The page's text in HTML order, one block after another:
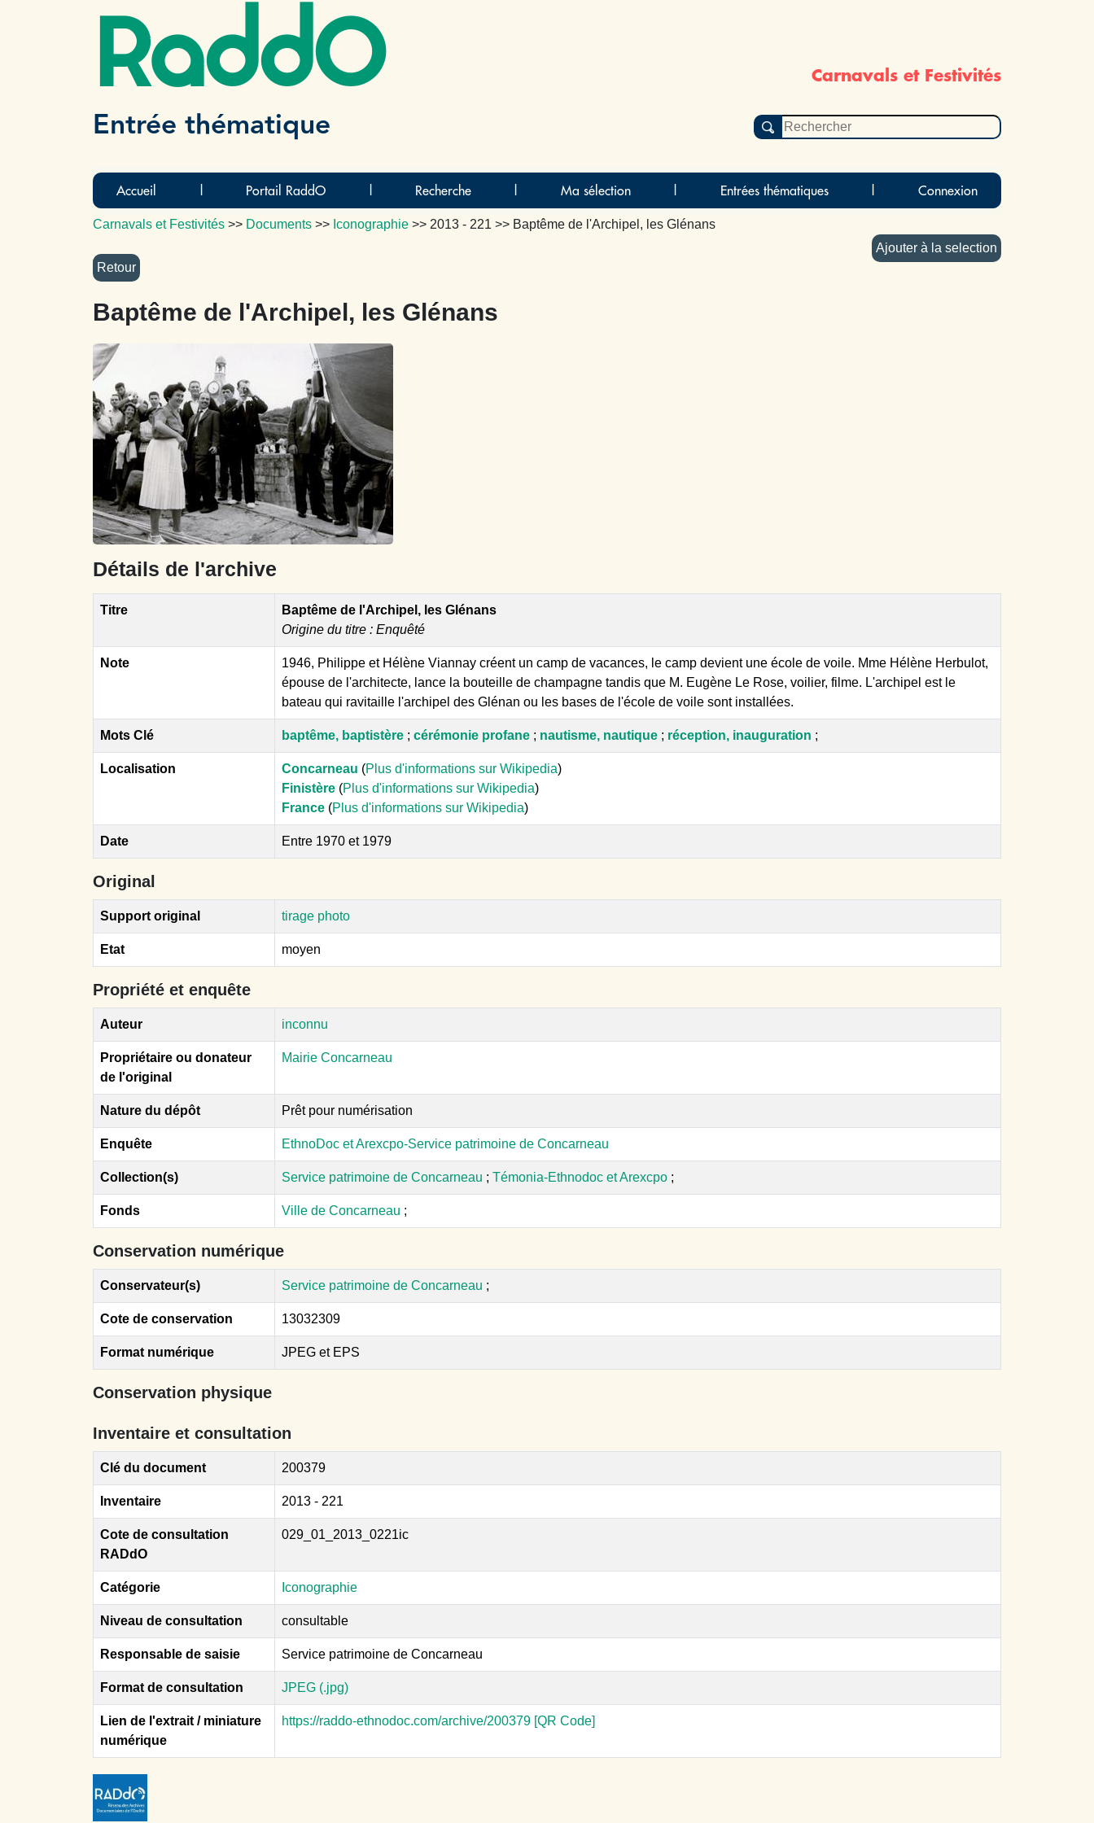
RaddO Carnavals et Festivités
Entrée thématique
Accueil Portail RaddO Recherche Ma sélection Entrées thématiques Connexion
Carnavals et Festivités >> Documents >> Iconographie >> 2013 - 221 >> Baptême de l'Archipel, les Glénans
Ajouter à la selection
Baptême de l'Archipel, les Glénans
Détails de l'archive
Titre
Baptême de l'Archipel, les Glénans
Origine du titre : Enquêté
Note
1946, Philippe et Hélène Viannay créent un camp de vacances, le camp devient une école de voile. Mme Hélène Herbulot,
épouse de l'architecte, lance la bouteille de champagne tandis que M. Eugène Le Rose, voilier, filme. L'archipel est le
bateau qui ravitaille l'archipel des Glénan ou les bases de l'école de voile sont installées.
Mots Clé baptême, baptistère ; cérémonie profane ; nautisme, nautique ; réception, inauguration ;
Localisation Concarneau (Plus d'informations sur Wikipedia)
Finistère (Plus d'informations sur Wikipedia)
France (Plus d'informations sur Wikipedia)
Date Entre 1970 et 1979
Original
Support original tirage photo
Etat moyen
Propriété et enquête
Auteur inconnu
Propriétaire ou donateur
de l'original
Mairie Concarneau
Nature du dépôt Prêt pour numérisation
Enquête EthnoDoc et Arexcpo-Service patrimoine de Concarneau
Collection(s) Service patrimoine de Concarneau ; Témonia-Ethnodoc et Arexcpo ;
Fonds Ville de Concarneau ;
Conservation numérique
Conservateur(s) Service patrimoine de Concarneau ;
Cote de conservation 13032309
Format numérique JPEG et EPS
Conservation physique
Inventaire et consultation
Clé du document 200379
Inventaire 2013 - 221
Cote de consultation
RADdO
029_01_2013_0221ic
Catégorie Iconographie
Niveau de consultation consultable
Responsable de saisie Service patrimoine de Concarneau
Format de consultation JPEG (.jpg)
Lien de l'extrait / miniature
numérique
https://raddo-ethnodoc.com/archive/200379 [QR Code]